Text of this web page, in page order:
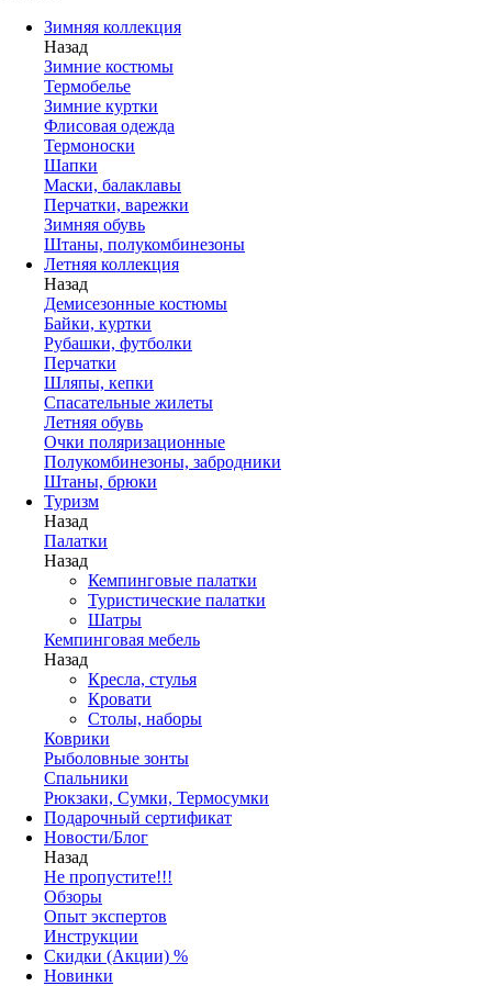
Зимняя коллекция
Назад
Зимние костюмы
Термобелье
Зимние куртки
Флисовая одежда
Термоноски
Шапки
Маски, балаклавы
Перчатки, варежки
Зимняя обувь
Штаны, полукомбинезоны
Летняя коллекция
Назад
Демисезонные костюмы
Байки, куртки
Рубашки, футболки
Перчатки
Шляпы, кепки
Спасательные жилеты
Летняя обувь
Очки поляризационные
Полукомбинезоны, забродники
Штаны, брюки
Туризм
Назад
Палатки
Назад
Кемпинговые палатки
Туристические палатки
Шатры
Кемпинговая мебель
Назад
Кресла, стулья
Кровати
Столы, наборы
Коврики
Рыболовные зонты
Спальники
Рюкзаки, Сумки, Термосумки
Подарочный сертификат
Новости/Блог
Назад
Не пропустите!!!
Обзоры
Опыт экспертов
Инструкции
Скидки (Акции) %
Новинки